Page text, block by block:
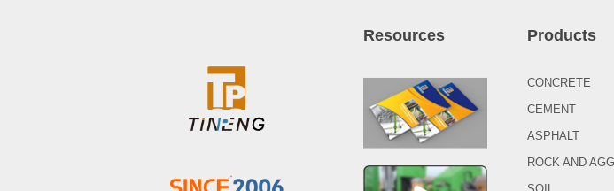
Resources Products
CONCRETE
CEMENT
ASPHALT
ROCK AND